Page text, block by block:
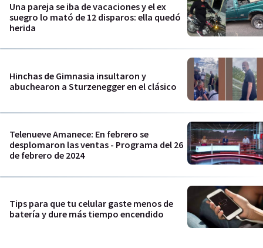
Una pareja se iba de vacaciones y el ex
suegro lo mató de 12 disparos: ella quedó
herida
Hinchas de Gimnasia insultaron y
abuchearon a Sturzenegger en el clásico
Telenueve Amanece: En febrero se
desplomaron las ventas - Programa del 26
de febrero de 2024
Tips para que tu celular gaste menos de
batería y dure más tiempo encendido